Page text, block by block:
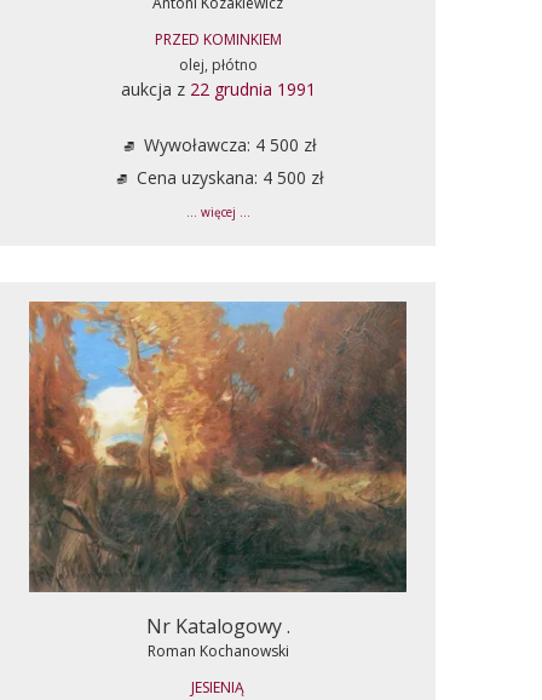
PRZED KOMINKIEM
olej, płótno
aukcja z 22 grudnia 1991
Wywoławcza: 4 500 zł
Cena uzyskana: 4 500 zł
... więcej ...
Nr Katalogowy .
Roman Kochanowski
JESIENIĄ